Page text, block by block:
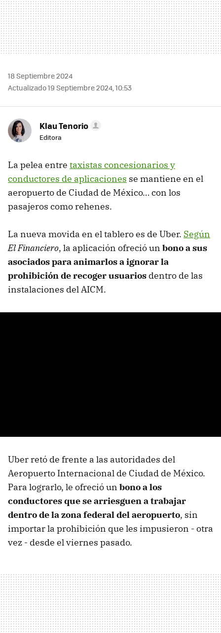
18 Septiembre 2024
Actualizado 19 Septiembre 2024, 10:53
Klau Tenorio
Editora
La pelea entre taxistas concesionarios y
conductores de aplicaciones se mantiene en el
aeropuerto de Ciudad de México… con los
pasajeros como rehenes.
La nueva movida en el tablero es de Uber. Según
El Financiero, la aplicación ofreció un bono a sus
asociados para animarlos a ignorar la
prohibición de recoger usuarios dentro de las
instalaciones del AICM.
Uber retó de frente a las autoridades del
Aeropuerto Internacional de Ciudad de México.
Para lograrlo, le ofreció un bono a los
conductores que se arriesguen a trabajar
dentro de la zona federal del aeropuerto, sin
importar la prohibición que les impusieron - otra
vez - desde el viernes pasado.